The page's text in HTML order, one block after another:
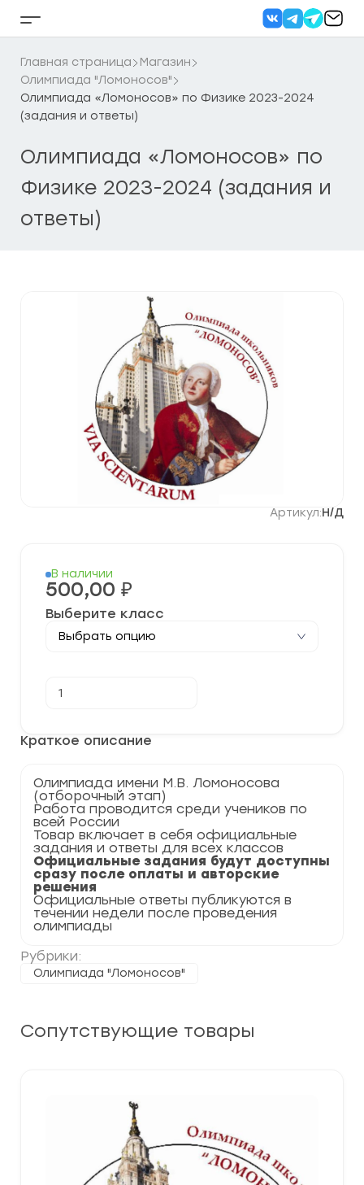
Кнопка
бокового
меню
Главная страница
Магазин
Олимпиада "Ломоносов"
Олимпиада «Ломоносов» по Физике 2023-2024
(задания и ответы)
Олимпиада «Ломоносов» по
Физике 2023-2024 (задания и
ответы)
Артикул:Н/Д
Краткое описание
Олимпиада имени М.В. Ломоносова
(отборочный этап)
Работа проводится среди учеников по
всей России
Товар включает в себя официальные
задания и ответы для всех классов
Официальные задания будут доступны
сразу после оплаты и авторские
решения
Официальные ответы публикуются в
течении недели после проведения
олимпиады
Рубрики:
Олимпиада "Ломоносов"
В наличии
500,00 ₽
Выберите класс
товара
по
Физике
(задания
и
ответы)
Сопутствующие товары